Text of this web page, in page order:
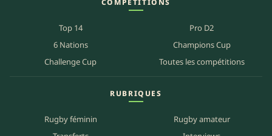
COMPÉTITIONS
Top 14
Pro D2
6 Nations
Champions Cup
Challenge Cup
Toutes les compétitions
RUBRIQUES
Rugby féminin
Rugby amateur